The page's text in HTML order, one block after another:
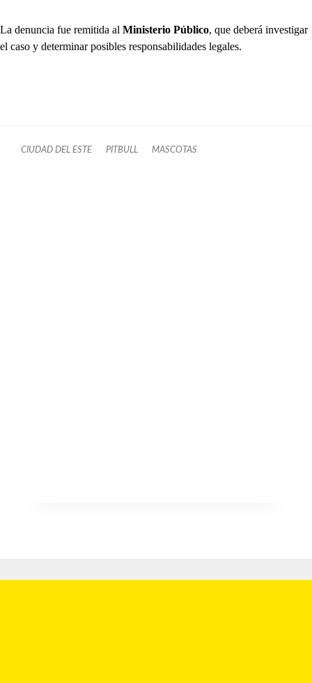
La denuncia fue remitida al Ministerio Público, que deberá investigar
el caso y determinar posibles responsabilidades legales.
CIUDAD DEL ESTE PITBULL MASCOTAS